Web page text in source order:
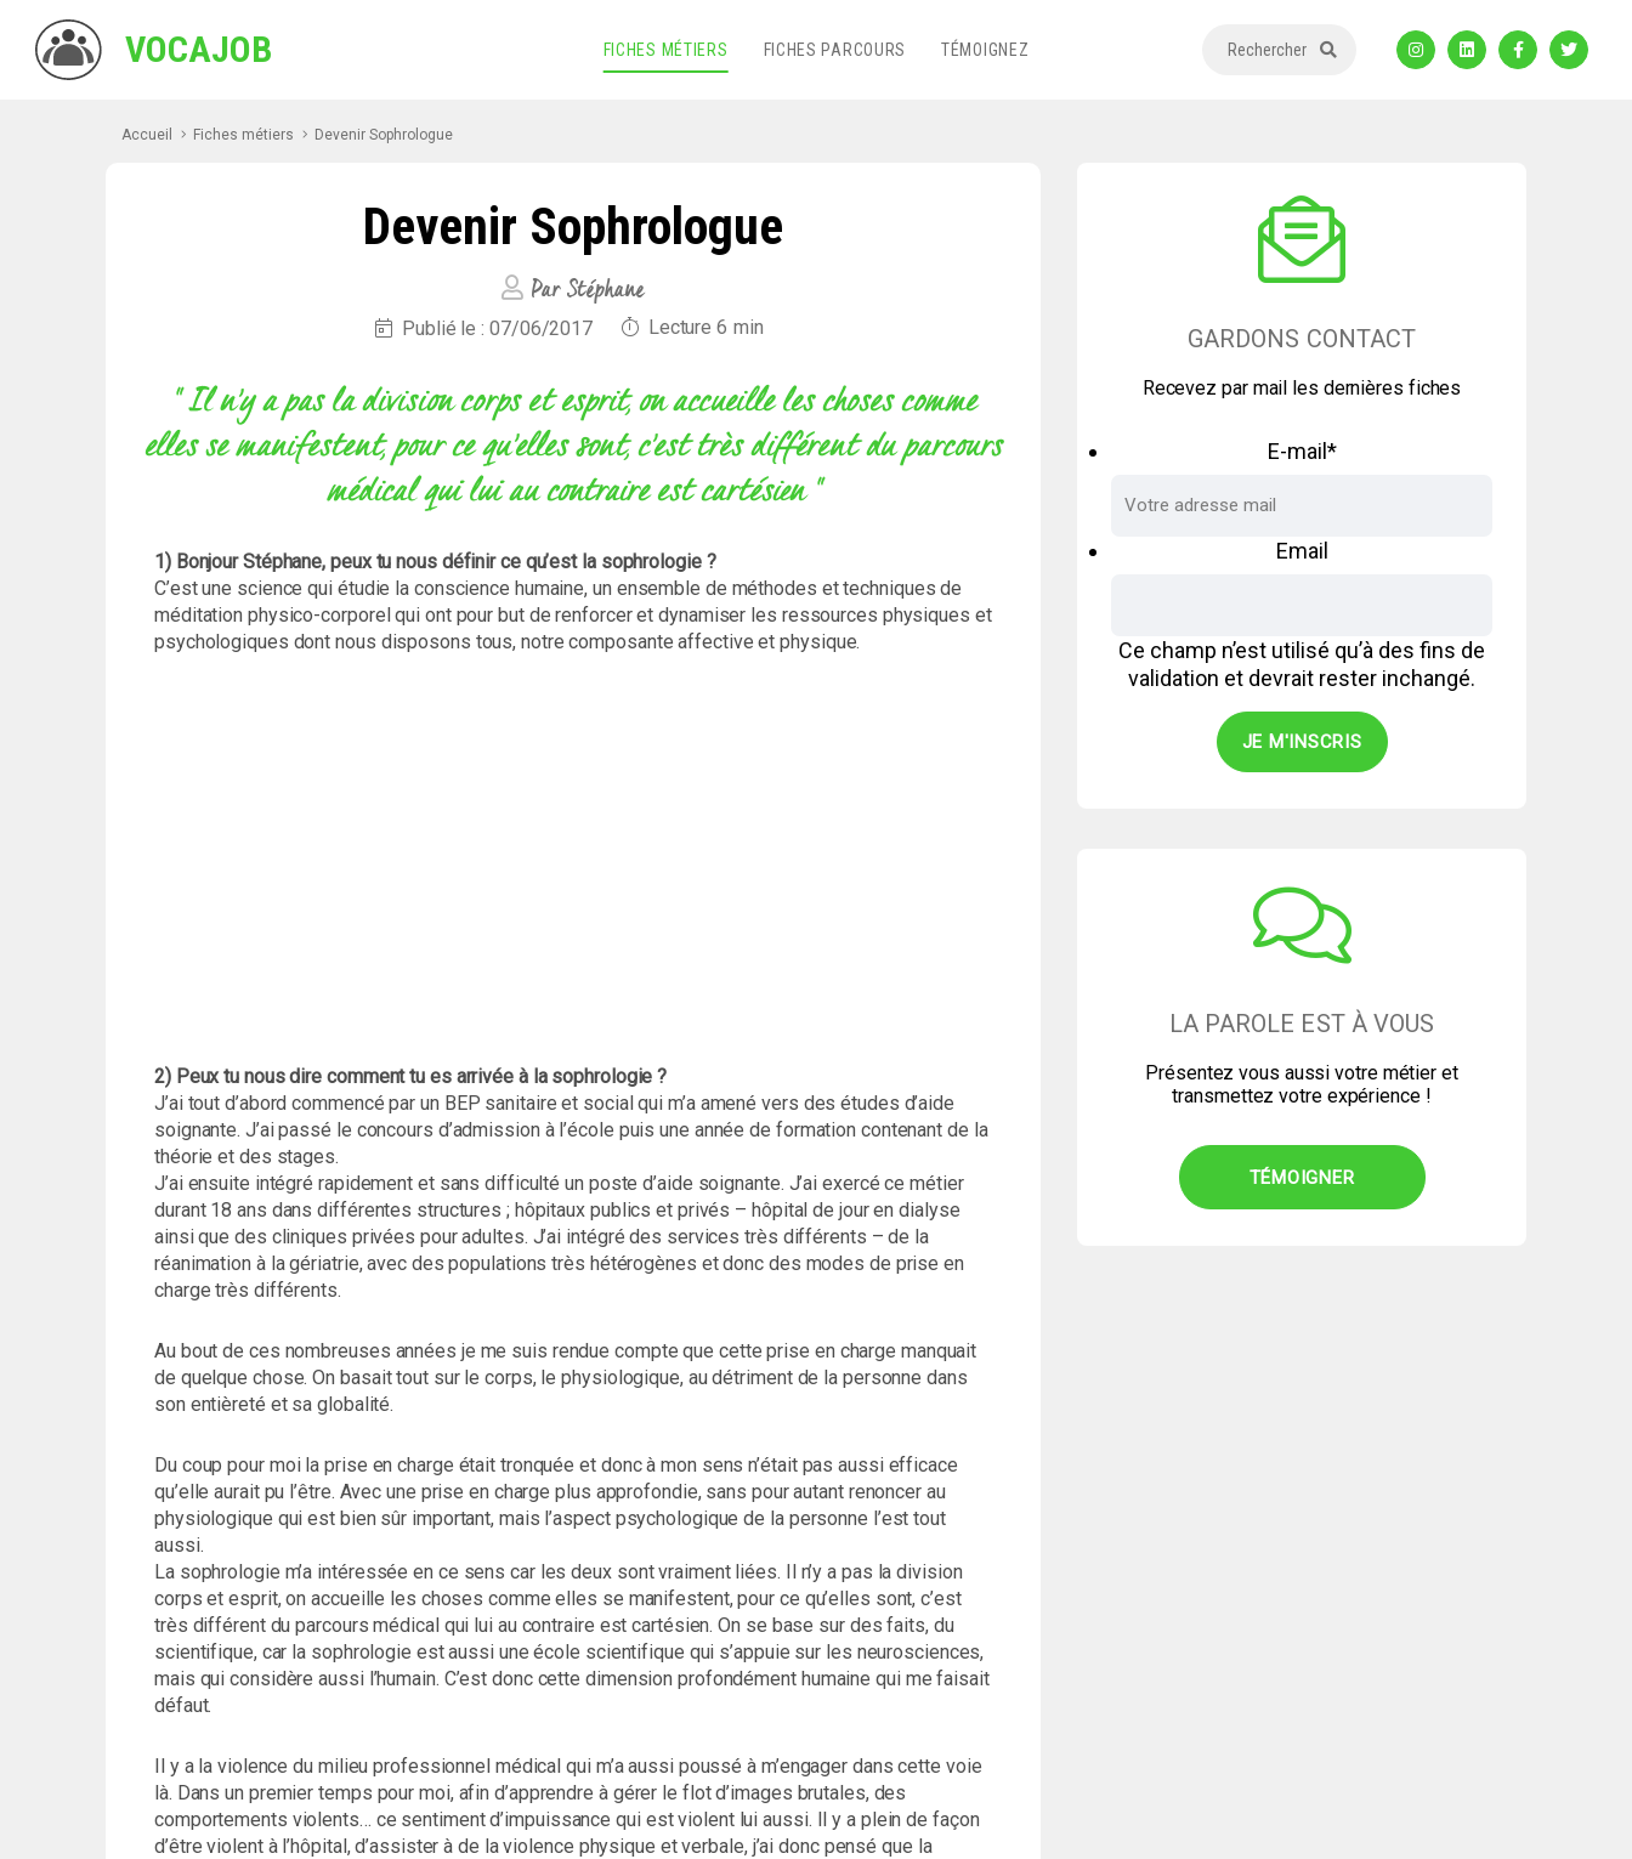
VOCAJOB FICHES MÉTIERS FICHES PARCOURS TÉMOIGNEZ Rechercher
Accueil Fiches métiers Devenir Sophrologue
Devenir Sophrologue
Par Stéphane
Publié le : 07/06/2017 Lecture6 min
" Il n’y a pas la division corps et esprit, on accueille les choses comme
elles se manifestent, pour ce qu’elles sont, c’est très différent du parcours
médical qui lui au contraire est cartésien "
1) Bonjour Stéphane, peux tu nous définir ce qu’est la sophrologie ?
C’est une science qui étudie la conscience humaine, un ensemble de méthodes et techniques de
méditation physico-corporel qui ont pour but de renforcer et dynamiser les ressources physiques et
psychologiques dont nous disposons tous, notre composante affective et physique.
2) Peux tu nous dire comment tu es arrivée à la sophrologie ?
J’ai tout d’abord commencé par un BEP sanitaire et social qui m’a amené vers des études d’aide
soignante. J’ai passé le concours d’admission à l’école puis une année de formation contenant de la
théorie et des stages.
J’ai ensuite intégré rapidement et sans difficulté un poste d’aide soignante. J’ai exercé ce métier
durant 18 ans dans différentes structures ; hôpitaux publics et privés – hôpital de jour en dialyse
ainsi que des cliniques privées pour adultes. J’ai intégré des services très différents – de la
réanimation à la gériatrie, avec des populations très hétérogènes et donc des modes de prise en
charge très différents.
Au bout de ces nombreuses années je me suis rendue compte que cette prise en charge manquait
de quelque chose. On basait tout sur le corps, le physiologique, au détriment de la personne dans
son entièreté et sa globalité.
Du coup pour moi la prise en charge était tronquée et donc à mon sens n’était pas aussi efficace
qu’elle aurait pu l’être. Avec une prise en charge plus approfondie, sans pour autant renoncer au
physiologique qui est bien sûr important, mais l’aspect psychologique de la personne l’est tout
aussi.
La sophrologie m’a intéressée en ce sens car les deux sont vraiment liées. Il n’y a pas la division
corps et esprit, on accueille les choses comme elles se manifestent, pour ce qu’elles sont, c’est
très différent du parcours médical qui lui au contraire est cartésien. On se base sur des faits, du
scientifique, car la sophrologie est aussi une école scientifique qui s’appuie sur les neurosciences,
mais qui considère aussi l’humain. C’est donc cette dimension profondément humaine qui me faisait
défaut.
Il y a la violence du milieu professionnel médical qui m’a aussi poussé à m’engager dans cette voie
là. Dans un premier temps pour moi, afin d’apprendre à gérer le flot d’images brutales, des
comportements violents… ce sentiment d’impuissance qui est violent lui aussi. Il y a plein de façon
d’être violent à l’hôpital, d’assister à de la violence physique et verbale, j’ai donc pensé que la
GARDONS CONTACT
Recevez par mail les dernières fiches
E-mail *
Email
Ce champ n’est utilisé qu’à des fins de
validation et devrait rester inchangé.
LA PAROLE EST À VOUS
Présentez vous aussi votre métier et
transmettez votre expérience !
TÉMOIGNER